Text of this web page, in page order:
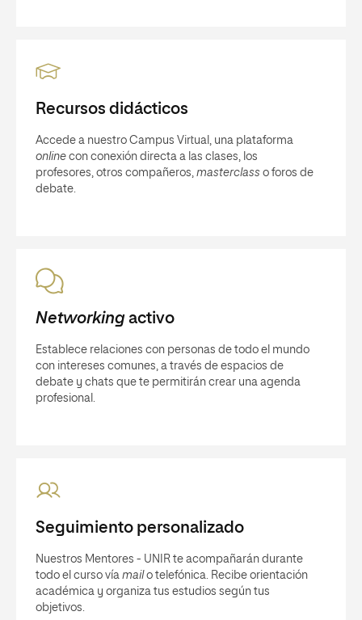
Recursos didácticos
Accede a nuestro Campus Virtual, una plataforma
online con conexión directa a las clases, los
profesores, otros compañeros, masterclass o foros de
debate.
Networkingactivo
Establece relaciones con personas de todo el mundo
con intereses comunes, a través de espacios de
debate y chats que te permitirán crear una agenda
profesional.
Seguimiento personalizado
Nuestros Mentores - UNIR te acompañarán durante
todo el curso vía mail o telefónica. Recibe orientación
académica y organiza tus estudios según tus
objetivos.